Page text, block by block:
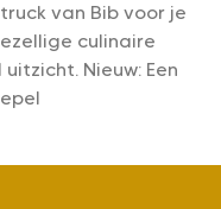
van Bib voor je
culinaire
Nieuw: Een